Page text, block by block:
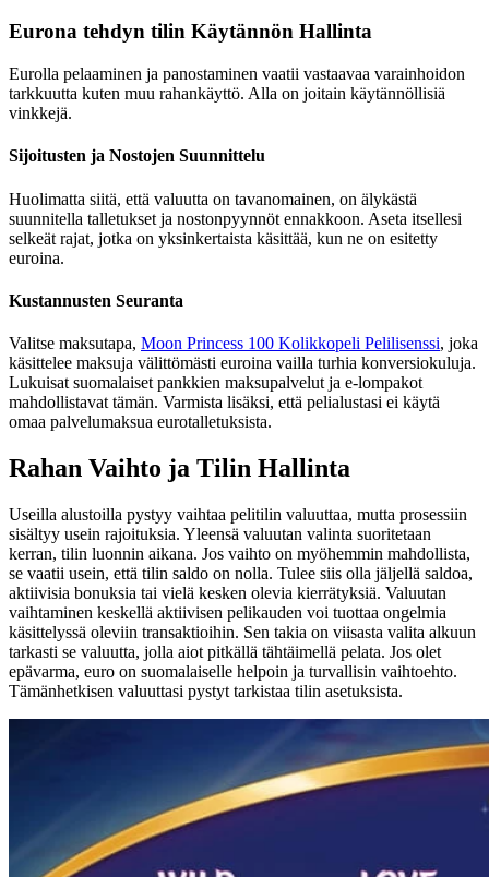
Eurona tehdyn tilin Käytännön Hallinta
Eurolla pelaaminen ja panostaminen vaatii vastaavaa varainhoidon
tarkkuutta kuten muu rahankäyttö. Alla on joitain käytännöllisiä
vinkkejä.
Sijoitusten ja Nostojen Suunnittelu
Huolimatta siitä, että valuutta on tavanomainen, on älykästä
suunnitella talletukset ja nostonpyynnöt ennakkoon. Aseta itsellesi
selkeät rajat, jotka on yksinkertaista käsittää, kun ne on esitetty
euroina.
Kustannusten Seuranta
Valitse maksutapa, Moon Princess 100 Kolikkopeli Pelilisenssi, joka
käsittelee maksuja välittömästi euroina vailla turhia konversiokuluja.
Lukuisat suomalaiset pankkien maksupalvelut ja e-lompakot
mahdollistavat tämän. Varmista lisäksi, että pelialustasi ei käytä
omaa palvelumaksua eurotalletuksista.
Rahan Vaihto ja Tilin Hallinta
Useilla alustoilla pystyy vaihtaa pelitilin valuuttaa, mutta prosessiin
sisältyy usein rajoituksia. Yleensä valuutan valinta suoritetaan
kerran, tilin luonnin aikana. Jos vaihto on myöhemmin mahdollista,
se vaatii usein, että tilin saldo on nolla. Tulee siis olla jäljellä saldoa,
aktiivisia bonuksia tai vielä kesken olevia kierrätyksiä. Valuutan
vaihtaminen keskellä aktiivisen pelikauden voi tuottaa ongelmia
käsittelyssä oleviin transaktioihin. Sen takia on viisasta valita alkuun
tarkasti se valuutta, jolla aiot pitkällä tähtäimellä pelata. Jos olet
epävarma, euro on suomalaiselle helpoin ja turvallisin vaihtoehto.
Tämänhetkisen valuuttasi pystyt tarkistaa tilin asetuksista.